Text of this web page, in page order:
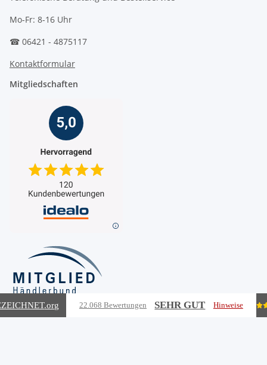
Mo-Fr: 8-16 Uhr
☎ 06421 - 4875117
Kontaktformular
Mitgliedschaften
.org 22.068 Bewertungen SEHR GUT Hinweise